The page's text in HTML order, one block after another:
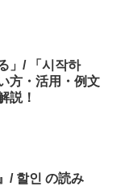
」/ 「시작하
方・活用・例文
説！
/ 할인 の読み